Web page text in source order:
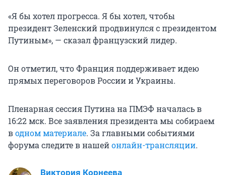
«Я бы хотел прогресса. Я бы хотел, чтобы
президент Зеленский продвинулся с президентом
Путиным», — сказал французский лидер.
Он отметил, что Франция поддерживает идею
прямых переговоров России и Украины.
Пленарная сессия Путина на ПМЭФ началась в
16:22 мск. Все заявления президента мы собираем
водном материале. За главными событиями
форума следите в нашейонлайн-трансляции.
Виктория Корнеева